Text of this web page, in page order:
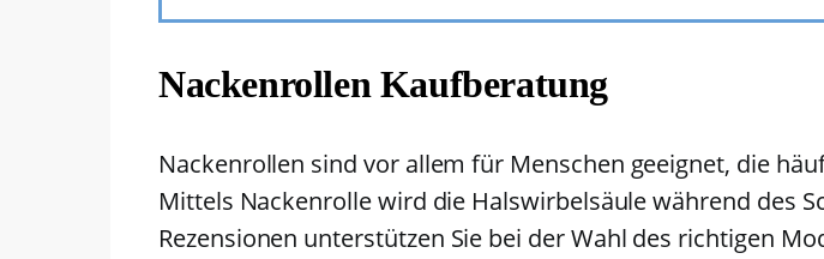
Nackenrollen Kaufberatung
Nackenrollen sind vor allem für Menschen geeignet, die
Mittels Nackenrolle wird die Halswirbelsäule während des
Rezensionen unterstützen Sie bei der Wahl des richtigen